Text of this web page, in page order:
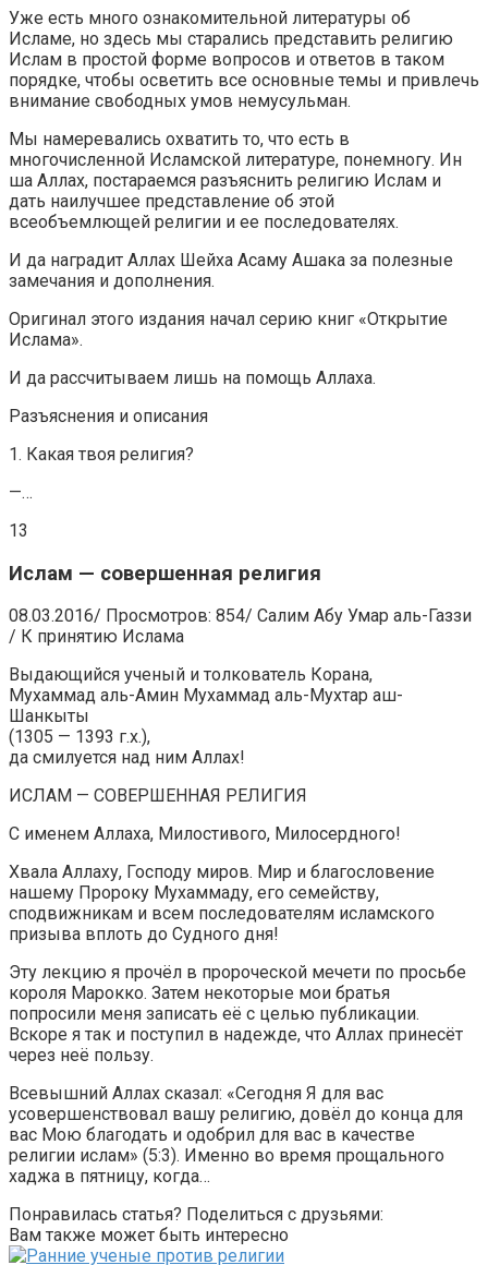
Уже есть много ознакомительной литературы об
Исламе, но здесь мы старались представить религию
Ислам в простой форме вопросов и ответов в таком
порядке, чтобы осветить все основные темы и привлечь
внимание свободных умов немусульман.
Мы намеревались охватить то, что есть в
многочисленной Исламской литературе, понемногу. Ин
ша Аллах, постараемся разъяснить религию Ислам и
дать наилучшее представление об этой
всеобъемлющей религии и ее последователях.
И да наградит Аллах Шейха Асаму Ашака за полезные
замечания и дополнения.
Оригинал этого издания начал серию книг «Открытие
Ислама».
И да рассчитываем лишь на помощь Аллаха.
Разъяснения и описания
1. Какая твоя религия?
—…
13
Ислам — совершенная религия
08.03.2016/ Просмотров: 854/ Салим Абу Умар аль-Газзи
/ К принятию Ислама
Выдающийся ученый и толкователь Корана,
Мухаммад аль-Амин Мухаммад аль-Мухтар аш-
Шанкыты
(1305 — 1393 г.х.),
да смилуется над ним Аллах!
ИСЛАМ — СОВЕРШЕННАЯ РЕЛИГИЯ
С именем Аллаха, Милостивого, Милосердного!
Хвала Аллаху, Господу миров. Мир и благословение
нашему Пророку Мухаммаду, его семейству,
сподвижникам и всем последователям исламского
призыва вплоть до Судного дня!
Эту лекцию я прочёл в пророческой мечети по просьбе
короля Марокко. Затем некоторые мои братья
попросили меня записать её с целью публикации.
Вскоре я так и поступил в надежде, что Аллах принесёт
через неё пользу.
Всевышний Аллах сказал: «Сегодня Я для вас
усовершенствовал вашу религию, довёл до конца для
вас Мою благодать и одобрил для вас в качестве
религии ислам» (5:3). Именно во время прощального
хаджа в пятницу, когда…
Понравилась статья? Поделиться с друзьями:
Вам также может быть интересно